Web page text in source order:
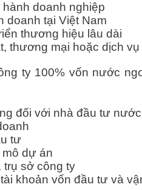
doanh nghiệp
doanh tại Việt Nam
thương hiệu lâu dài
thương mại hoặc dịch vụ
ty 100% vốn nước
đối với nhà đầu tư
tư
dự án
sở công ty
khoản vốn đầu tư và